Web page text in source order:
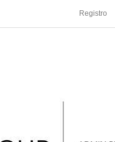
Registro